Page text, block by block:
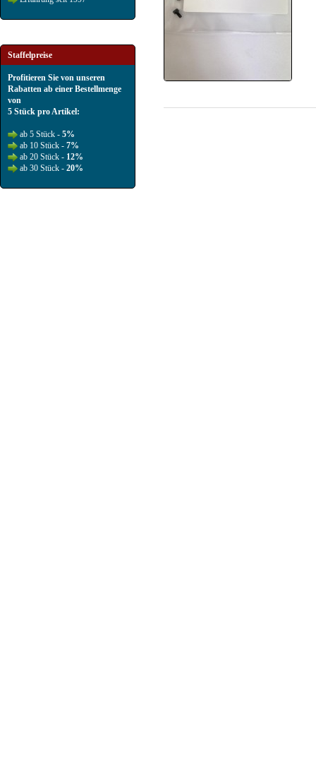
Staffelpreise
Profitieren Sie von unseren
Rabatten ab einer Bestellmenge
von
5 Stück pro Artikel:
ab 5 Stück - 5%
ab 10 Stück - 7%
ab 20 Stück - 12%
ab 30 Stück - 20%